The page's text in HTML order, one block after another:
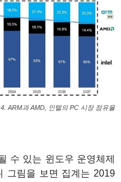
4. ARM과 AMD, 인텔의 PC 시장 점유율
수 있는 윈도우 운영체제
그림을 보면 집계는 2019